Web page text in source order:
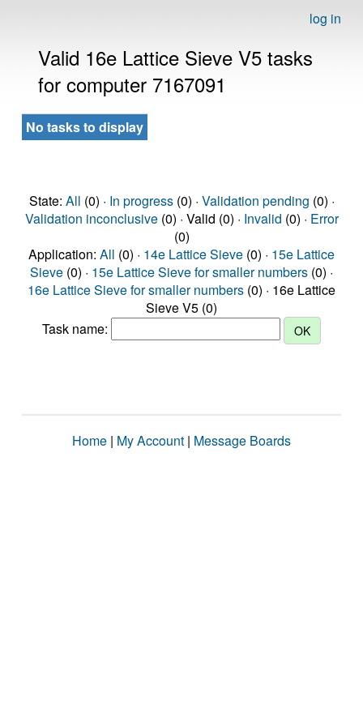
log in
Valid 16e Lattice Sieve V5 tasks
for computer 7167091
No tasks to display
State: All (0) · In progress(0) · Validation pending (0) ·
Validation inconclusive(0) · Valid (0) · Invalid (0) · Error
(0)
Application: All (0) · 14e Lattice Sieve (0) · 15e Lattice
Sieve (0) · 15e Lattice Sieve for smaller numbers (0) ·
16e Lattice Sieve for smaller numbers (0) · 16e Lattice
Sieve V5 (0)
Task name:
Home | My Account | Message Boards